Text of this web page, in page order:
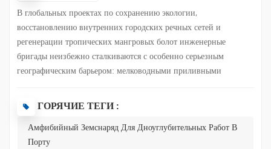
Deutsch
Italiano
Polski
В глобальных проектах по сохранению экологии,
восстановлению внутренних городских речных сетей и
регенерации тропических мангровых болот инженерные
бригады неизбежно сталкиваются с особенно серьезным
географическим барьером: мелководными приливными
большой осадкой, часто не могут войти из-за риска сесть на
мель; напротив, традиционные тяжелые гусеничные
ГОРЯЧИЕ ТЕГИ :
Амфибийный Земснаряд Для Дноуглубительных Работ В
Порту